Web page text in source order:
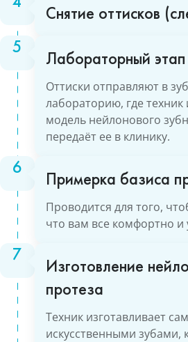
Снятие оттисков
Лабораторный этап
Оттиски отправляют в
лабораторию, где техник
модель нейлонового
передаёт ее в клинику.
Примерка базиса
Проводится для того,
что вам все комфортно и
Изготовление
протеза
Техник изготавливает
искусственными